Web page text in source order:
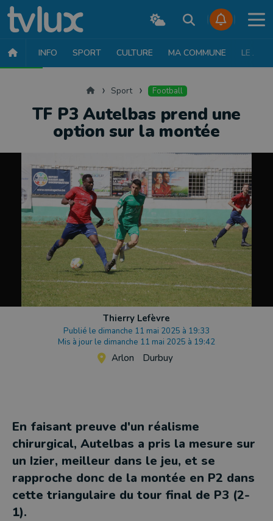
INFO SPORT CULTURE MA COMMUNE LE JT
AccueilSport Football
TF P3 Autelbas prend une
option sur la montée
Thierry Lefèvre
Publié le dimanche 11 mai 2025 à 19:33
Mis à jour le dimanche 11 mai 2025 à 19:42
Arlon Durbuy
En faisant preuve d'un réalisme
chirurgical, Autelbas a pris la mesure sur
un Izier, meilleur dans le jeu, et se
rapproche donc de la montée en P2 dans
cette triangulaire du tour final de P3 (2-
1).